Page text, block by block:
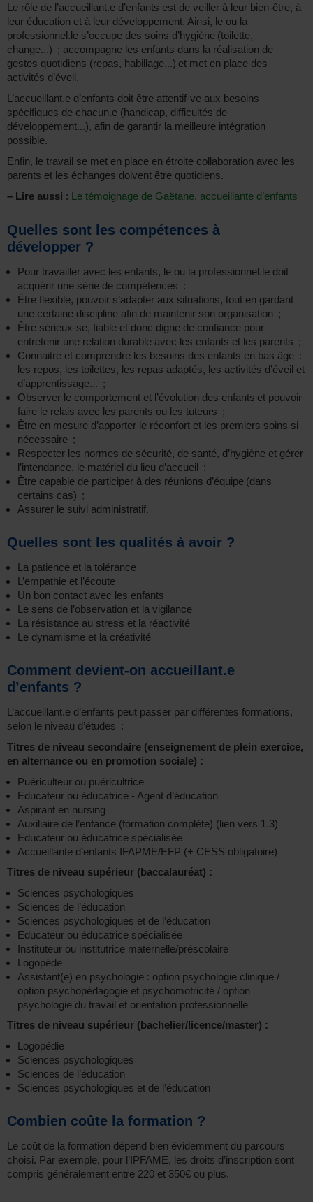
Le rôle de l’accueillant.e d’enfants est de veiller à leur bien-être, à
leur éducation et à leur développement. Ainsi, le ou la
professionnel.le s’occupe des soins d’hygiène (toilette,
change...) ; accompagne les enfants dans la réalisation de
gestes quotidiens (repas, habillage...) et met en place des
activités d’éveil.
L’accueillant.e d’enfants doit être attentif-ve aux besoins
spécifiques de chacun.e (handicap, difficultés de
développement...), afin de garantir la meilleure intégration
possible.
Enfin, le travail se met en place en étroite collaboration avec les
parents et les échanges doivent être quotidiens.
– Lire aussi : Le témoignage de Gaëtane, accueillante d’enfants
Quelles sont les compétences à
développer ?
Pour travailler avec les enfants, le ou la professionnel.le doit
acquérir une série de compétences :
Être flexible, pouvoir s’adapter aux situations, tout en gardant
une certaine discipline afin de maintenir son organisation ;
Être sérieux-se, fiable et donc digne de confiance pour
entretenir une relation durable avec les enfants et les parents ;
Connaitre et comprendre les besoins des enfants en bas âge :
les repos, les toilettes, les repas adaptés, les activités d’éveil et
d’apprentissage... ;
Observer le comportement et l’évolution des enfants et pouvoir
faire le relais avec les parents ou les tuteurs ;
Être en mesure d’apporter le réconfort et les premiers soins si
nécessaire ;
Respecter les normes de sécurité, de santé, d’hygiène et gérer
l’intendance, le matériel du lieu d’accueil ;
Être capable de participer à des réunions d’équipe (dans
certains cas) ;
Assurer le suivi administratif.
Quelles sont les qualités à avoir ?
La patience et la tolérance
L’empathie et l’écoute
Un bon contact avec les enfants
Le sens de l’observation et la vigilance
La résistance au stress et la réactivité
Le dynamisme et la créativité
Comment devient-on accueillant.e
d’enfants ?
L’accueillant.e d’enfants peut passer par différentes formations,
selon le niveau d’études :
Titres de niveau secondaire (enseignement de plein exercice,
en alternance ou en promotion sociale) :
Puériculteur ou puéricultrice
Educateur ou éducatrice - Agent d’éducation
Aspirant en nursing
Auxiliaire de l’enfance (formation complète) (lien vers 1.3)
Educateur ou éducatrice spécialisée
Accueillante d’enfants IFAPME/EFP (+ CESS obligatoire)
Titres de niveau supérieur (baccalauréat) :
Sciences psychologiques
Sciences de l’éducation
Sciences psychologiques et de l’éducation
Educateur ou éducatrice spécialisée
Instituteur ou institutrice maternelle/préscolaire
Logopède
Assistant(e) en psychologie : option psychologie clinique /
option psychopédagogie et psychomotricité / option
psychologie du travail et orientation professionnelle
Titres de niveau supérieur (bachelier/licence/master) :
Logopédie
Sciences psychologiques
Sciences de l’éducation
Sciences psychologiques et de l’éducation
Combien coûte la formation ?
Le coût de la formation dépend bien évidemment du parcours
choisi. Par exemple, pour l’IPFAME, les droits d’inscription sont
compris généralement entre 220 et 350€ ou plus.